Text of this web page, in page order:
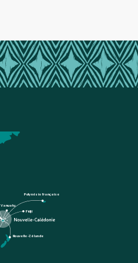
Polynésie française
Fidji
Nouvelle-Zélande
Vanuatu